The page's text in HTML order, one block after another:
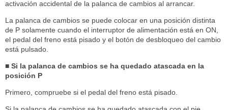
activación accidental de la palanca de cambios al arrancar.
La palanca de cambios se puede colocar en una posición distinta
de P solamente cuando el interruptor de alimentación está en ON,
el pedal del freno está pisado y el botón de desbloqueo del cambio
está pulsado.
■ Si la palanca de cambios se ha quedado atascada en la
posición P
Primero, compruebe si el pedal del freno está pisado.